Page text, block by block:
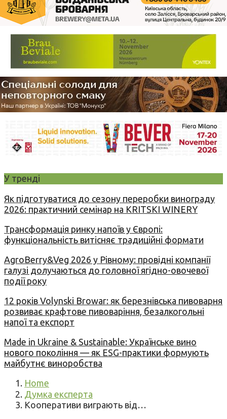
У тренді
Як підготуватися до сезону переробки винограду
2026: практичний семінар на KRITSKI WINERY
Трансформація ринку напоїв у Європі:
функціональність витісняє традиційні формати
AgroBerry&Veg 2026 у Рівному: провідні компанії
галузі долучаються до головної ягідно-овочевої
події року
12 років Volynski Browar: як березнівська пивоварня
розвиває крафтове пивоваріння, безалкогольні
напої та експорт
Made in Ukraine & Sustainable: Українське вино
нового покоління — як ESG-практики формують
майбутнє виноробства
Home
Думка експерта
Кооперативи виграють від…